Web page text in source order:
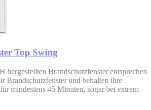
Top Swing
hergestellten Brandschutzfenster entsprechen
Brandschutzfenster und behalten ihre
mindestens 45 Minuten, sogar bei extrem